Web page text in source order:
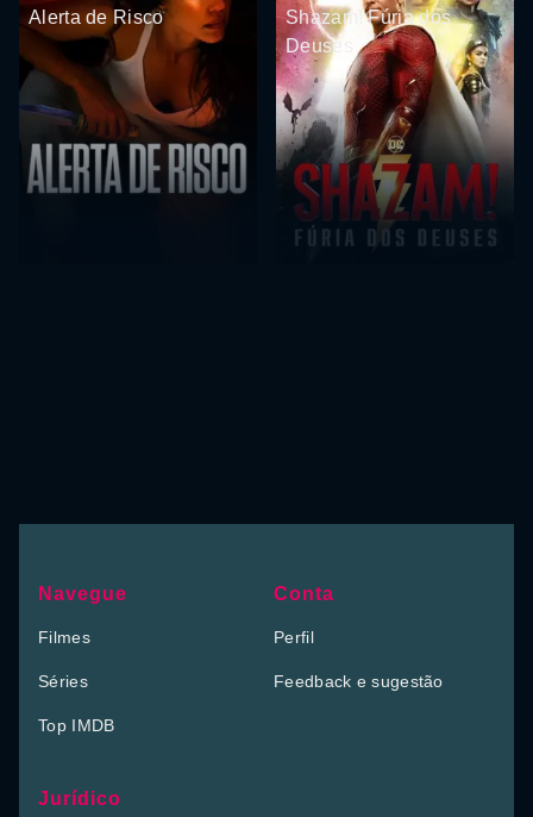
Alerta de Risco
Shazam! Fúria dos
Deuses
Navegue
Filmes
Séries
Top IMDB
Conta
Perfil
Feedback e sugestão
Jurídico